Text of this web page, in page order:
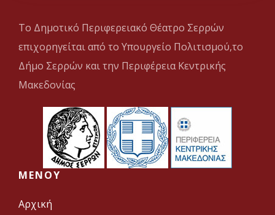
Το Δημοτικό Περιφερειακό Θέατρο Σερρών
επιχορηγείται από το Υπουργείο Πολιτισμού,το
Δήμο Σερρών και την Περιφέρεια Κεντρικής
Μακεδονίας
MENOY
Αρχική